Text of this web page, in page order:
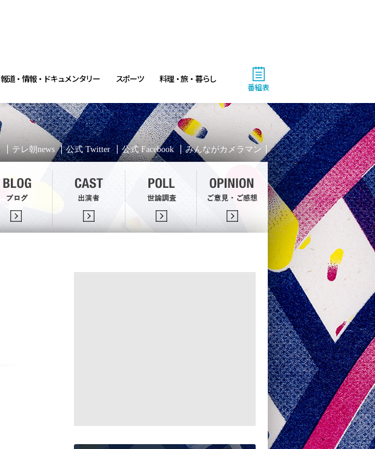
報道・情報・ドキュメンタリー スポーツ 料理・旅・暮らし
番組表
テレ朝news 公式 Twitter 公式 Facebook みんながカメラマン